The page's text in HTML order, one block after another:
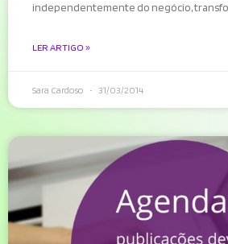
independentemente do negócio,
LER ARTIGO »
Sara Cardoso 31/03/2014